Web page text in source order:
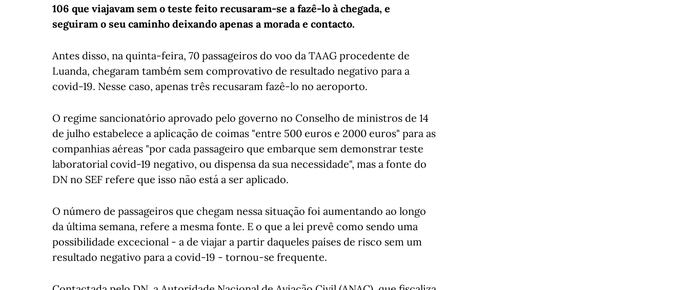
106 que viajavam sem o teste feito recusaram-se a fazê-lo à chegada, e
seguiram o seu caminho deixando apenas a morada e contacto.
Antes disso, na quinta-feira, 70 passageiros do voo da TAAG procedente de
Luanda, chegaram também sem comprovativo de resultado negativo para a
covid-19. Nesse caso, apenas três recusaram fazê-lo no aeroporto.
O regime sancionatório aprovado pelo governo no Conselho de ministros de 14
de julho estabelece a aplicação de coimas "entre 500 euros e 2000 euros" para as
companhias aéreas "por cada passageiro que embarque sem demonstrar teste
laboratorial covid-19 negativo, ou dispensa da sua necessidade", mas a fonte do
DN no SEF refere que isso não está a ser aplicado.
O número de passageiros que chegam nessa situação foi aumentando ao longo
da última semana, refere a mesma fonte. E o que a lei prevê como sendo uma
possibilidade excecional - a de viajar a partir daqueles países de risco sem um
resultado negativo para a covid-19 - tornou-se frequente.